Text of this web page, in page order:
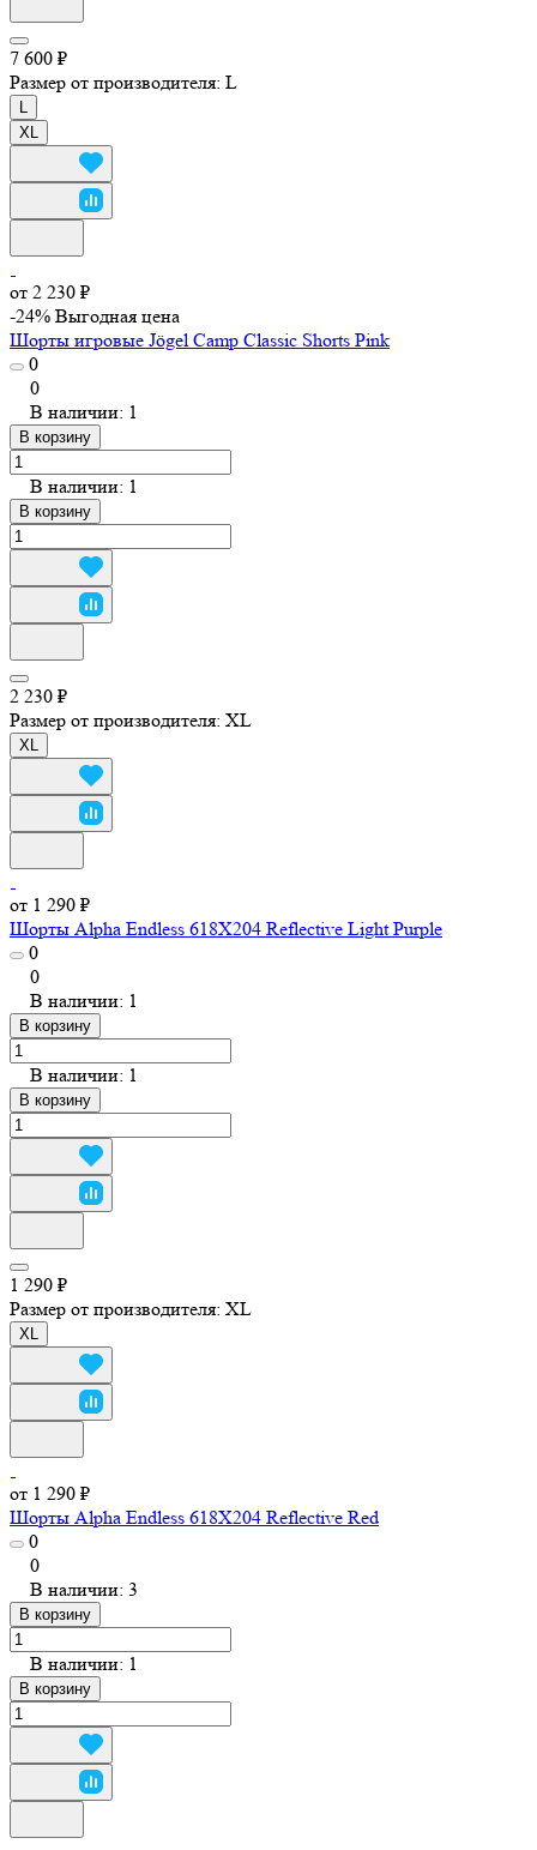
7 600 ₽
Размер от производителя: L
XL
от 2 230 ₽
-24% Выгодная цена
Шорты игровые Jögel Camp Classic Shorts Pink
0
0
В наличии: 1
В корзину
В наличии: 1
В корзину
2 230 ₽
Размер от производителя: XL
XL
от 1 290 ₽
Шорты Alpha Endless 618X204 Reflective Light Purple
0
0
В наличии: 1
В корзину
В наличии: 1
В корзину
1 290 ₽
Размер от производителя: XL
XL
от 1 290 ₽
Шорты Alpha Endless 618X204 Reflective Red
0
0
В наличии: 3
В корзину
В наличии: 1
В корзину